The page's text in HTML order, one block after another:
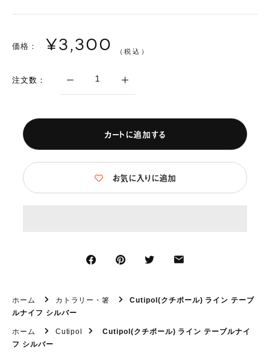
価格： ¥3,300 （税込）
注文数：
カートに追加する
お気に入りに追加
ホーム カトラリー・箸
Cutipol(クチポール) ライン テーブ
ルナイフ シルバー
ホーム Cutipol
Cutipol(クチポール) ライン テーブルナイ
フ シルバー